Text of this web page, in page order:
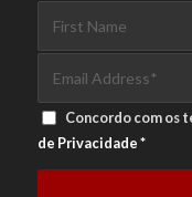
Concordo com os
de Privacidade*